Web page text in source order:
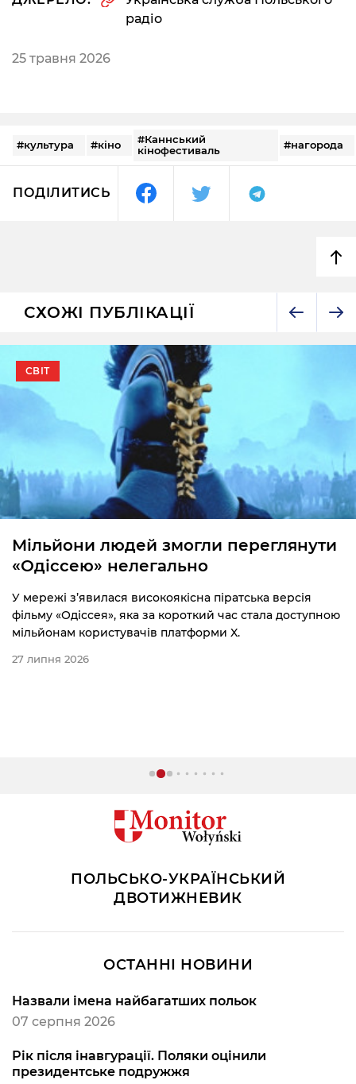
радіо
25 травня 2026
#культура #кіно
#Каннський
кінофестиваль
#нагорода
ПОДІЛИТИСЬ
СХОЖІ ПУБЛІКАЦІЇ
СВІТ
Мільйони людей змогли переглянути
«Одіссею» нелегально
У мережі з’явилася високоякісна піратська версія
фільму «Одіссея», яка за короткий час стала доступною
мільйонам користувачів платформи X.
27 липня 2026
ПОЛЬСЬКО-УКРАЇНСЬКИЙ
ДВОТИЖНЕВИК
ОСТАННІ НОВИНИ
Назвали імена найбагатших польок
07 серпня 2026
Рік після інавгурації. Поляки оцінили
президентське подружжя